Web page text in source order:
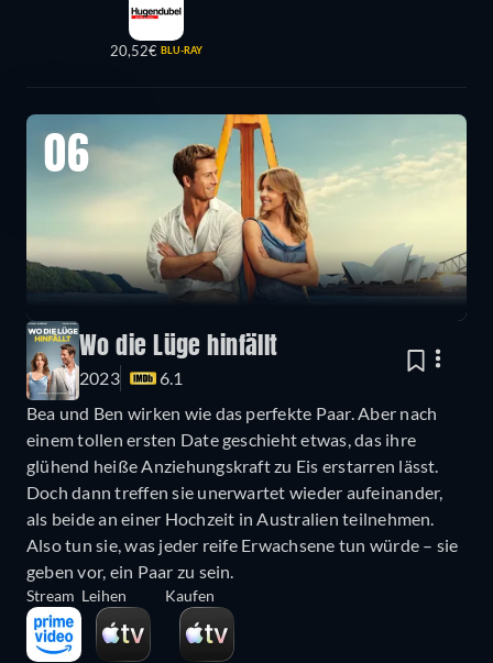
20,52€ BLU-RAY
06
Wo die Lüge hinfällt
2023
6.1
Bea und Ben wirken wie das perfekte Paar. Aber nach
einem tollen ersten Date geschieht etwas, das ihre
glühend heiße Anziehungskraft zu Eis erstarren lässt.
Doch dann treffen sie unerwartet wieder aufeinander,
als beide an einer Hochzeit in Australien teilnehmen.
Also tun sie, was jeder reife Erwachsene tun würde – sie
geben vor, ein Paar zu sein.
Stream Leihen Kaufen